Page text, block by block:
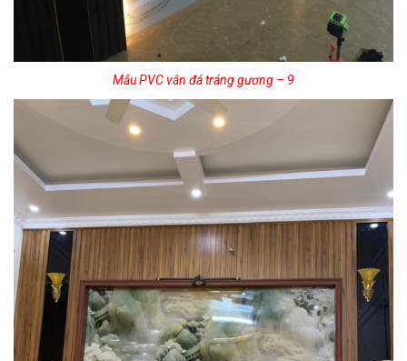
Mẫu PVC vân đá tráng gương – 9